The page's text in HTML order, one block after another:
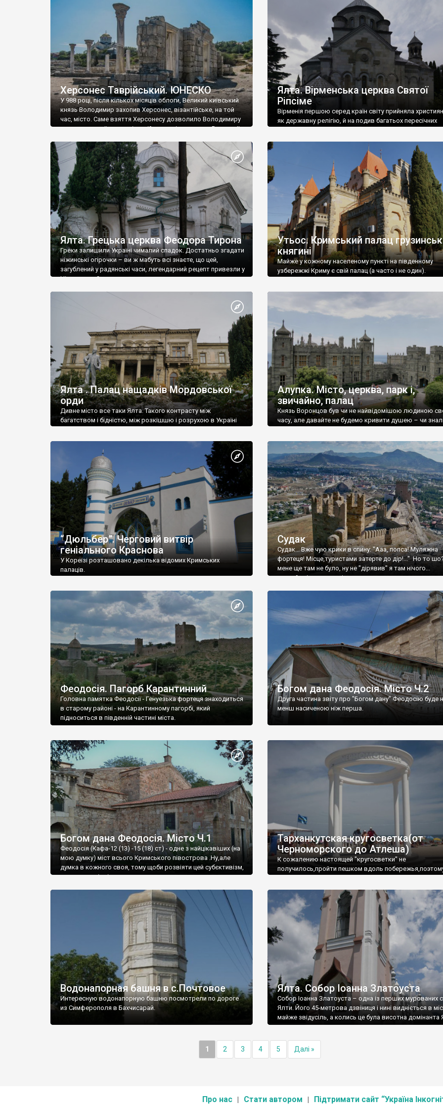
візантійської доби. Раритети викрадені з фондів об’єкту
культурної спадщини ЮНЕСКО «Херсонеса Таврійського».
Офіційно – на виставку «Золото Візантії», але експерти та
влада в Україні вважають це лише […]
називаються «повстяками» (postaki)…” “Вино. Крим
виробляє відмінне вино і його вдосталь: воно все
легке біле і дуже […]
Херсонес Таврійський. ЮНЕСКО
У 988 році, після кількох місяців облоги, Великий київський
князь Володимир захопив Херсонес, візантійське, на той
час, місто. Саме взяття Херсонесу дозволило Володимиру
диктувати свої умови візантійському імператору Василю ІІ,
Херсонесі Володимир-язичник, став Василем-
християнином. А потім було Хрещення Русі. На честь
Херсонесу Таврійського названо місто […]
Ялта. Вірменська церква Святої
Ріпсіме
Вірменія першою серед країн світу прийняла
як державну релігію, й на подив багатьох пересічних
Ялта. Грецька церква Феодора Тирона
Греки залишили Україні чималий спадок. Достатньо згадати
ніжинські огірочки – ви ж мабуть всі знаєте, що цей,
загублений у радянські часи, легендарний рецепт привезли у
Ніжин греки?
Утьос. Кримський палац
княгині
Майже у кожному населеному пункті на південному
узбережжі Криму є свій палац (а часто і не один).
Ялта . Палац нащадків Мордовської
орди
Дивне місто все таки Ялта. Такого контрасту між
багатством і бідністю, між розкішшю і розрухою в Україні
Алупка. Місто, церква, парк і,
звичайно, палац
Князь Воронцов був чи не найвідомішою людиною
часу, але давайте не будемо кривити душею – чи
“Дюльбер”. Черговий витвір
геніального Краснова
У Кореїзі розташовано декілька відомих Кримських
палаців.
Судак
Судак... Вже чую крики в спину: "Ааа, попса! Муляжна
фортеця! Місце,туристами затерте до дір!..." Но то
мене ще там не було, ну не "дірявив" я там нічого...
принаймні до цього літа.
Феодосія. Пагорб Карантинний
Головна памятка Феодосії - Генуезька фортеця знаходиться
в старому районі - на Карантинному пагорбі, який
підноситься в південній частині міста.
Богом дана Феодосія. Місто Ч.2
Друга частина звіту про "Богом дану" Феодосію буде
менш насиченою ніж перша.
Богом дана Феодосія. Місто Ч.1
Феодосія (Кафа-12 (13) -15 (18) ст) - одне з найцікавіших (на
мою думку) міст всього Кримського півострова .Ну,але
думка в кожного своя, тому щоби розвіяти цей субєктивізм,
запрошую відвідати це
Тарханкутская кругосветка(от
Черноморского до Атлеша)
К сожалению настоящей "кругосветки" не
получилось,пройти пешком вдоль
Водонапорная башня в с.Почтовое
Интересную водонапорную башню посмотрели по дороге
из Симферополя в Бахчисарай.
Ялта. Собор Іоанна Златоуста
Собор Іоанна Златоуста – одна із перших мурованих
Ялти. Його 45-метрова дзвіниця і нині видніється в
майже звідусіль, а колись це була висотна домінанта
1 2 3 4 5 Далі »
Про нас Стати автором Підтримати сайт “Україна